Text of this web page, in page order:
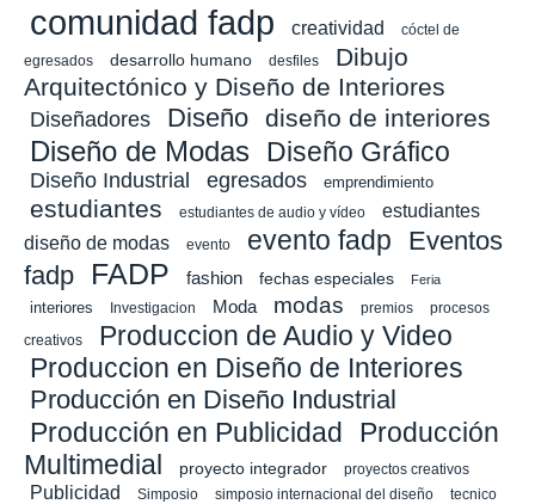
comunidad fadp creatividad
cóctel de
egresados
desarrollo humano desfiles
Dibujo
Arquitectónico y Diseño de Interiores
Diseñadores Diseño diseño de interiores
Diseño de Modas Diseño Gráfico
Diseño Industrial egresados emprendimiento
estudiantes estudiantes de audio y vídeo
estudiantes
diseño de modas
evento evento fadp
Eventos
fadp
FADP fashion fechas especiales Feria
interiores Investigacion Moda modas premios procesos
creativos Produccion de Audio y Video
Produccion en Diseño de Interiores
Producción en Diseño Industrial
Producción en Publicidad
Producción
Multimedial
proyecto integrador proyectos creativos
Publicidad Simposio simposio internacional del diseño
tecnico